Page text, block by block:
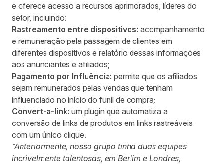
e oferece acesso a recursos aprimorados, líderes do
setor, incluindo:
Rastreamento entre dispositivos: acompanhamento
e remuneração pela passagem de clientes em
diferentes dispositivos e relatório dessas informações
aos anunciantes e afiliados;
Pagamento por Influência: permite que os afiliados
sejam remunerados pelas vendas que tenham
influenciado no início do funil de compra;
Convert-a-link: um plugin que automatiza a
conversão de links de produtos em links rastreáveis
com um único clique.
“Anteriormente, nosso grupo tinha duas equipes
incrivelmente talentosas, em Berlim e Londres,